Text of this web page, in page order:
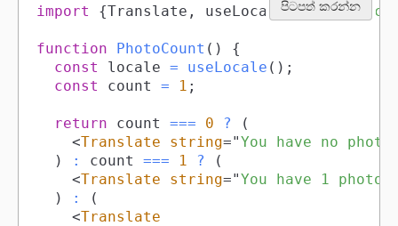
පිටපත් කරන්න
import {Translate , useLocale} from
function PhotoCount ( )
{
const
locale = useLocale ( ) ;
const
count = 1 ;
return count === 0 ?
(
<Translate string="You have no
)
: count === 1 ?
(
<Translate string="You have 1 photo.
)
:
(
<Translate